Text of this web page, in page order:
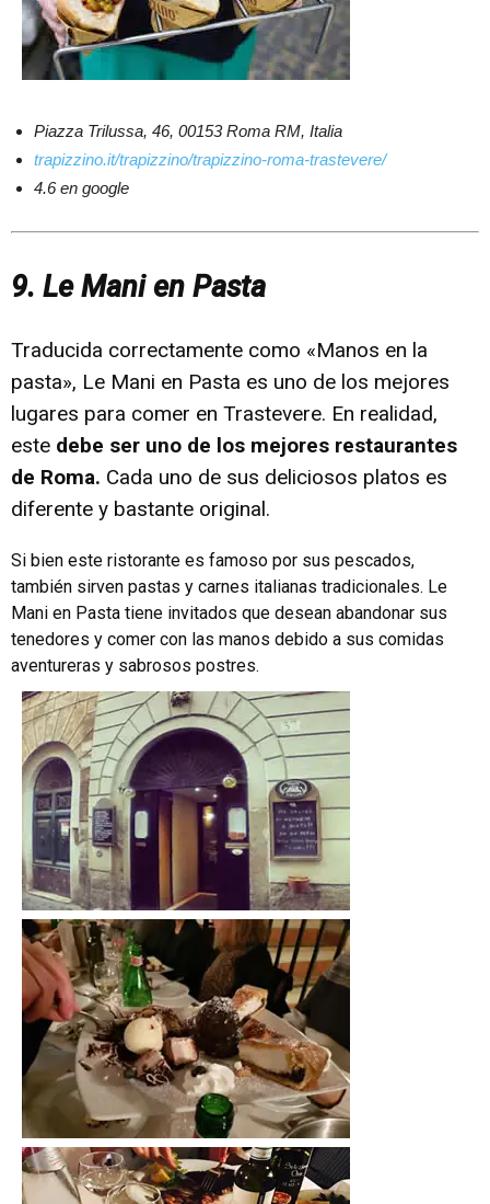
Piazza Trilussa, 46, 00153 Roma RM, Italia
trapizzino.it/trapizzino/trapizzino-roma-trastevere/
4.6 en google
9. Le Mani en Pasta
Traducida correctamente como «Manos en la
pasta», Le Mani en Pasta es uno de los mejores
lugares para comer en Trastevere. En realidad,
este debe ser uno de los mejores restaurantes
de Roma. Cada uno de sus deliciosos platos es
diferente y bastante original.
Si bien este ristorante es famoso por sus pescados,
también sirven pastas y carnes italianas tradicionales. Le
Mani en Pasta tiene invitados que desean abandonar sus
tenedores y comer con las manos debido a sus comidas
aventureras y sabrosos postres.